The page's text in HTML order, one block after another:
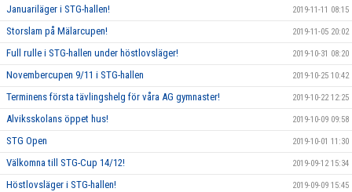
Januariläger i STG-hallen! 2019-11-11 08:15
Storslam på Mälarcupen! 2019-11-05 20:02
Full rulle i STG-hallen under höstlovsläger! 2019-10-31 08:20
Novembercupen 9/11 i STG-hallen 2019-10-25 10:42
Terminens första tävlingshelg för våra AG gymnaster! 2019-10-22 12:25
Alviksskolans öppet hus! 2019-10-09 09:58
STG Open 2019-10-01 11:30
Välkomna till STG-Cup 14/12! 2019-09-12 15:34
Höstlovsläger i STG-hallen! 2019-09-09 15:45